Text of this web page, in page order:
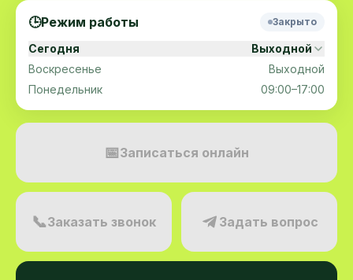
🕒Режим работы Закрыто
Сегодня
Выходной
Воскресенье
Выходной
Понедельник
09:00–17:00
📅Записаться онлайн
📞Заказать звонок Задать вопрос